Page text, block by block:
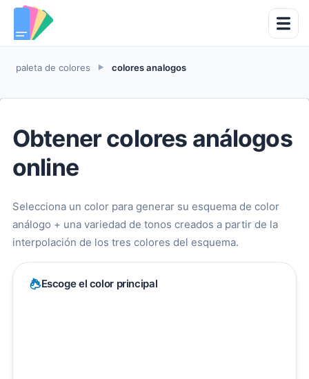
paleta de colores ► colores analogos
Obtener colores análogos
online
Selecciona un color para generar su esquema de color
análogo + una variedad de tonos creados a partir de la
interpolación de los tres colores del esquema.
Escoge el color principal